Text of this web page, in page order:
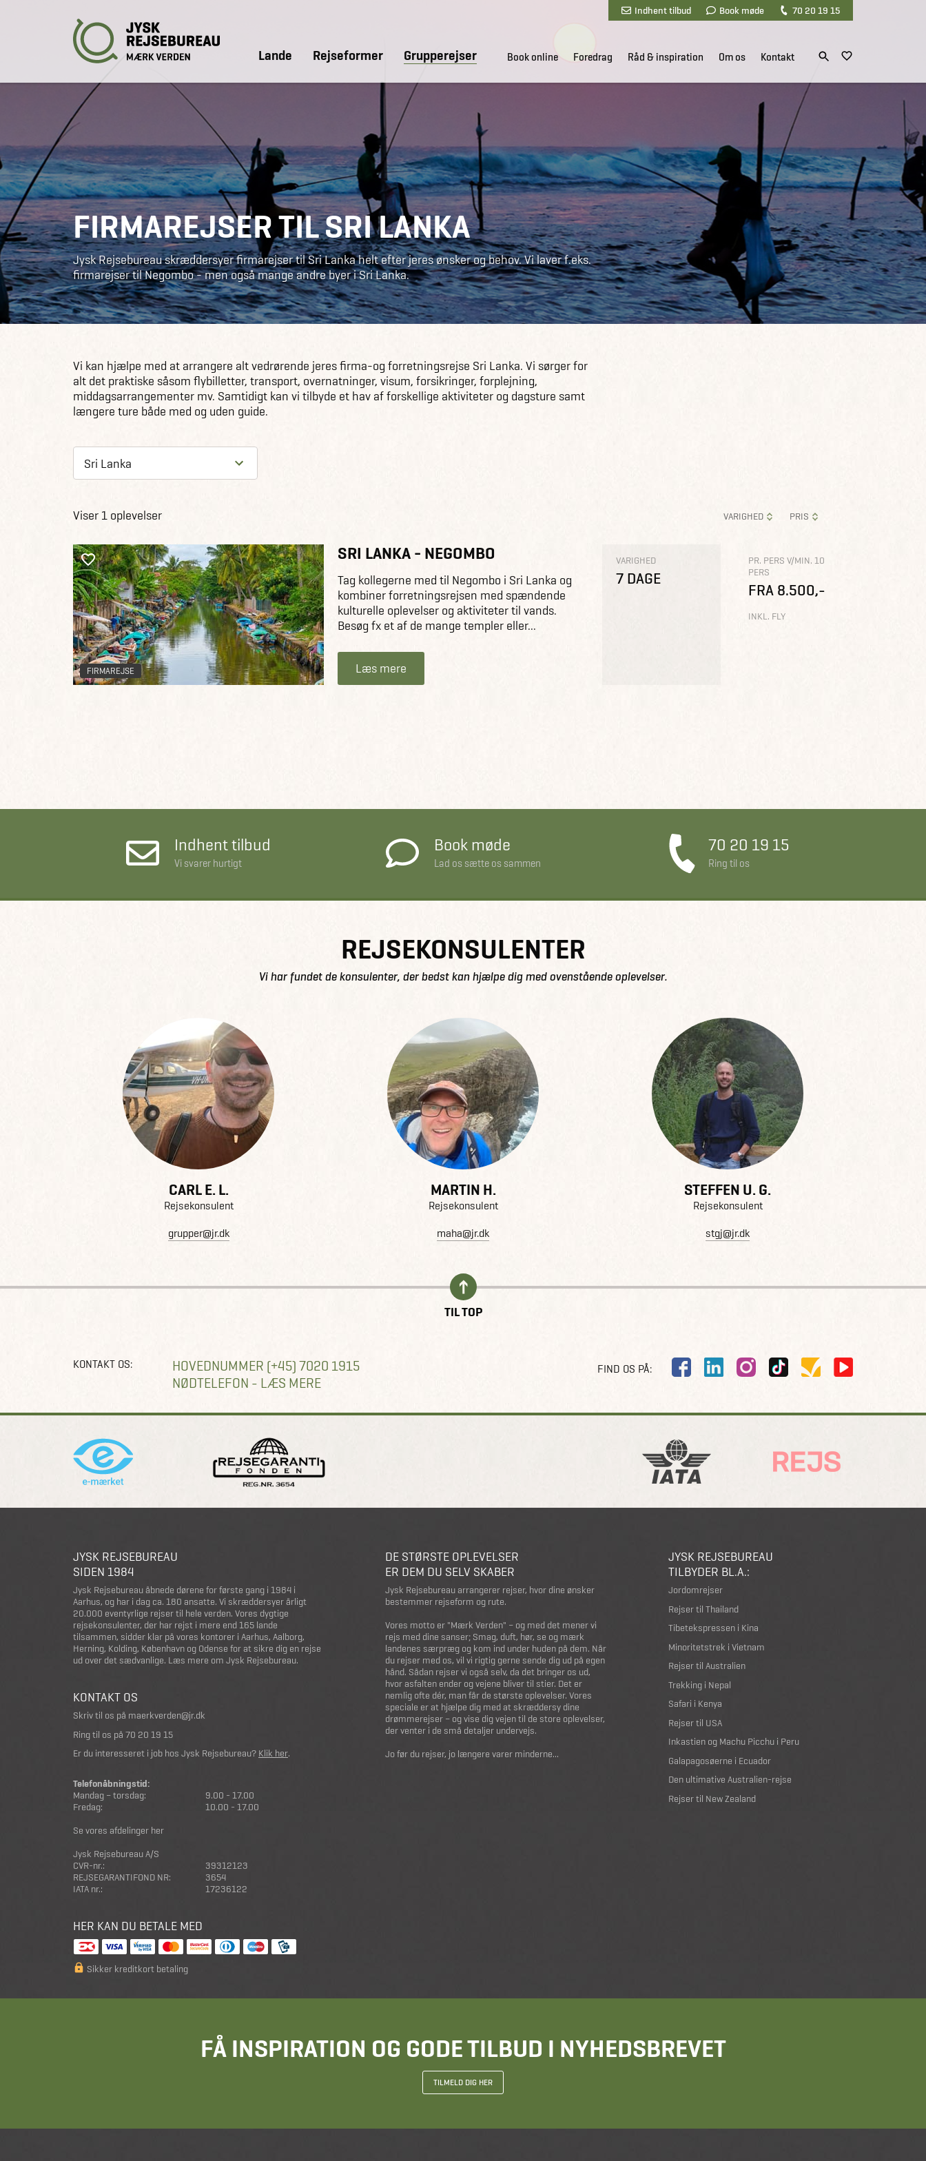
Indhent tilbud Book møde 70 20 19 15
Lande Rejseformer Grupperejser Book online Foredrag Råd & inspiration Om os Kontakt
FIRMAREJSER TIL SRI LANKA
Jysk Rejsebureau skræddersyer firmarejser til Sri Lanka helt efter jeres ønsker og behov. Vi laver f.eks.
firmarejser til Negombo - men også mange andre byer i Sri Lanka.
Vi kan hjælpe med at arrangere alt vedrørende jeres firma-og forretningsrejse Sri Lanka. Vi sørger for
alt det praktiske såsom flybilletter, transport, overnatninger, visum, forsikringer, forplejning,
middagsarrangementer mv. Samtidigt kan vi tilbyde et hav af forskellige aktiviteter og dagsture samt
længere ture både med og uden guide.
VARIGHED PRIS
Viser 1 oplevelser
FIRMAREJSE
SRI LANKA - NEGOMBO
Tag kollegerne med til Negombo i Sri Lanka og
kombiner forretningsrejsen med spændende
kulturelle oplevelser og aktiviteter til vands.
Besøg fx et af de mange templer eller...
Læs mere
VARIGHED
7 DAGE
PR. PERS V/MIN. 10
PERS
FRA 8.500,-
INKL. FLY
Indhent tilbud
Vi svarer hurtigt
Book møde
Lad os sætte os sammen
70 20 19 15
Ring til os
REJSEKONSULENTER
Vi har fundet de konsulenter, der bedst kan hjælpe dig med ovenstående oplevelser.
CARL E. L.
Rejsekonsulent
grupper@jr.dk
MARTIN H.
Rejsekonsulent
maha@jr.dk
STEFFEN U. G.
Rejsekonsulent
stgj@jr.dk
TIL TOP
KONTAKT OS:
HOVEDNUMMER (+45) 7020 1915
NØDTELEFON - LÆS MERE
FIND OS PÅ:
JYSK REJSEBUREAU
SIDEN 1984
Jysk Rejsebureau åbnede dørene for første gang i 1984 i
Aarhus, og har i dag ca. 180 ansatte. Vi skræddersyer årligt
20.000 eventyrlige rejser til hele verden. Vores dygtige
rejsekonsulenter, der har rejst i mere end 165 lande
tilsammen, sidder klar på vores kontorer i Aarhus, Aalborg,
Herning, Kolding, København og Odense for at sikre dig en rejse
ud over det sædvanlige. Læs mere om Jysk Rejsebureau.
KONTAKT OS
Skriv til os på maerkverden@jr.dk
Ring til os på 70 20 19 15
Er du interesseret i job hos Jysk Rejsebureau? Klik her.
Telefonåbningstid:
Mandag – torsdag:
9.00 - 17.00
Fredag:
10.00 - 17.00
Se vores afdelinger her
Jysk Rejsebureau A/S
CVR-nr.:
39312123
REJSEGARANTIFOND NR:
3654
IATA nr.:
17236122
HER KAN DU BETALE MED
Sikker kreditkort betaling
DE STØRSTE OPLEVELSER
ER DEM DU SELV SKABER
Jysk Rejsebureau arrangerer rejser, hvor dine ønsker
bestemmer rejseform og rute.
Vores motto er "Mærk Verden" – og med det mener vi
rejs med dine sanser; Smag, duft, hør, se og mærk
landenes særpræg og kom ind under huden på dem. Når
du rejser med os, vil vi rigtig gerne sende dig ud på egen
hånd. Sådan rejser vi også selv, da det bringer os ud,
hvor asfalten ender og vejene bliver til stier. Det er
nemlig ofte dér, man får de største oplevelser. Vores
speciale er at hjælpe dig med at skræddersy dine
drømmerejser – og vise dig vejen til de store oplevelser,
der venter i de små detaljer undervejs.
Jo før du rejser, jo længere varer minderne...
JYSK REJSEBUREAU
TILBYDER BL.A.:
Jordomrejser
Rejser til Thailand
Tibetekspressen i Kina
Minoritetstrek i Vietnam
Rejser til Australien
Trekking i Nepal
Safari i Kenya
Rejser til USA
Inkastien og Machu Picchu i Peru
Galapagosøerne i Ecuador
Den ultimative Australien-rejse
Rejser til New Zealand
FÅ INSPIRATION OG GODE TILBUD I NYHEDSBREVET
TILMELD DIG HER